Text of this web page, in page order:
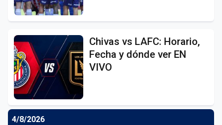
Chivas vs LAFC: Horario,
Fecha y dónde ver EN
VIVO
4/8/2026